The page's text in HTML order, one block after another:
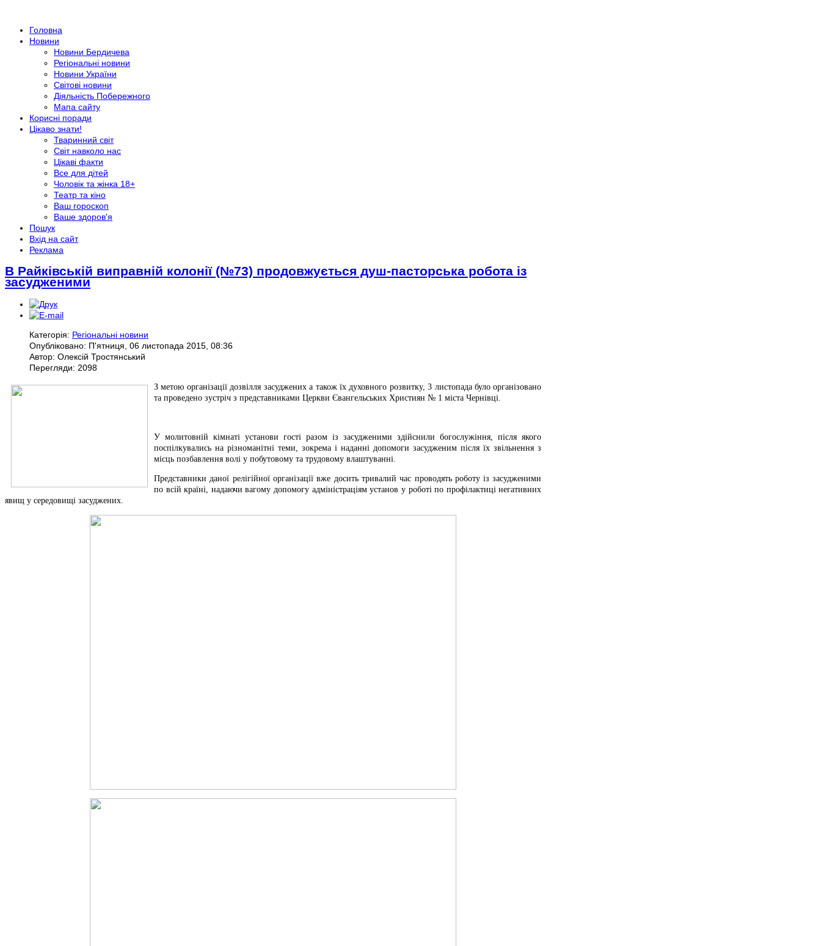
Головна
Новини
Новини Бердичева
Регіональні новини
Новини України
Світові новини
Діяльність Побережного
Мапа сайту
Корисні поради
Цікаво знати!
Тваринний світ
Світ навколо нас
Цікаві факти
Все для дітей
Чоловік та жінка 18+
Театр та кіно
Ваш гороскоп
Ваше здоров'я
Пошук
Вхід на сайт
Реклама
В Райківській виправній колонії (№73) продовжується душ-пасторська робота із
засудженими
Категорія: Регіональні новини
Опубліковано: П'ятниця, 06 листопада 2015, 08:36
Автор: Олексій Тростянський
Перегляди: 2098
З метою організації дозвілля засуджених а також їх духовного розвитку, 3 листопада було організовано
та проведено зустріч з представниками Церкви Євангельських Християн № 1 міста Чернівці.
У молитовній кімнаті установи гості разом із засудженими здійснили богослужіння, після якого
поспілкувались на різноманітні теми, зокрема і наданні допомоги засудженим після їх звільнення з
місць позбавлення волі у побутовому та трудовому влаштуванні.
Представники даної релігійної організації вже досить тривалий час проводять роботу із засудженими
по всій країні, надаючи вагому допомогу адміністраціям установ у роботі по профілактиці негативних
явищ у середовищі засуджених.